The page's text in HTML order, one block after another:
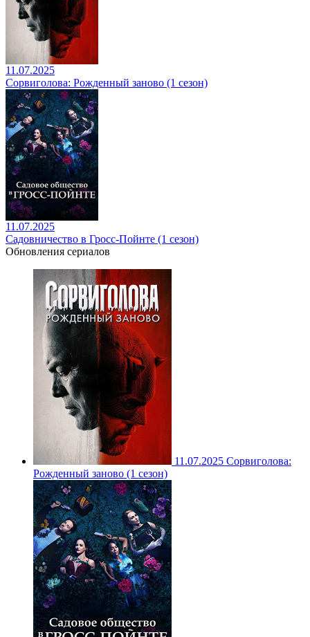
11.07.2025
Сорвиголова: Рожденный заново (1 сезон)
11.07.2025
Садовничество в Гросс-Пойнте (1 сезон)
Обновления сериалов
11.07.2025 Сорвиголова:
Рожденный заново (1 сезон)